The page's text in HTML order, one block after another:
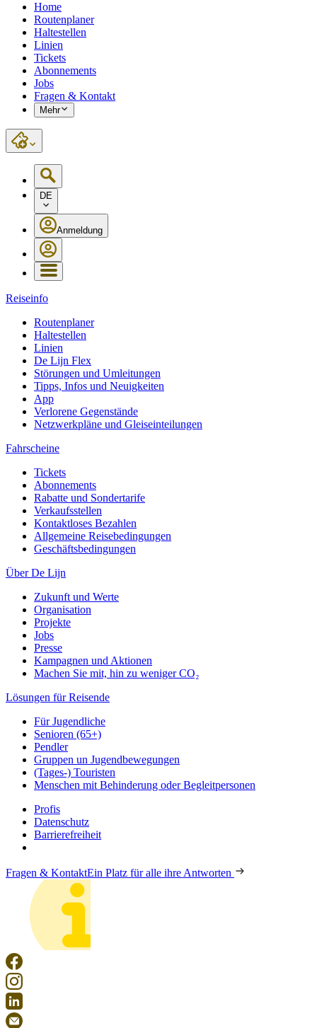
Home
Routenplaner
Haltestellen
Linien
Tickets
Abonnements
Jobs
Fragen & Kontakt
Mehr
DE
Anmeldung
Reiseinfo
Routenplaner
Haltestellen
Linien
De Lijn Flex
Störungen und Umleitungen
Tipps, Infos und Neuigkeiten
App
Verlorene Gegenstände
Netzwerkpläne und Gleiseinteilungen
Fahrscheine
Tickets
Abonnements
Rabatte und Sondertarife
Verkaufsstellen
Kontaktloses Bezahlen
Allgemeine Reisebedingungen
Geschäftsbedingungen
Über De Lijn
Zukunft und Werte
Organisation
Projekte
Jobs
Presse
Kampagnen und Aktionen
Machen Sie mit, hin zu weniger CO₂
Lösungen für Reisende
Für Jugendliche
Senioren (65+)
Pendler
Gruppen un Jugendbewegungen
(Tages-) Touristen
Menschen mit Behinderung oder Begleitpersonen
Profis
Datenschutz
Barrierefreiheit
Fragen & KontaktEin Platz für alle ihre Antworten